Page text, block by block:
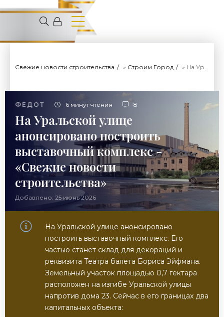
Свежие новости строительства » Строим Город » На Уральской улице анонсировано построить выставочный комплекс - «Свежие новости строительства»
ФЕДОТ 6 минут чтения 8
На Уральской улице
анонсировано построить
выставочный комплекс -
«Свежие новости
строительства»
Добавлено: 25 июнь 2026
На Уральской улице анонсировано
построить выставочный комплекс. Его
частью станет склад для декораций и
реквизита Театра балета Бориса Эйфмана.
Земельный участок площадью 0,7 гектара
расположен на изгибе Уральской улицы
напротив дома 23. Сейчас в его границах два
капитальных объекта: